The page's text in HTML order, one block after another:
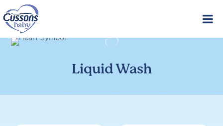
to
content
Liquid Wash